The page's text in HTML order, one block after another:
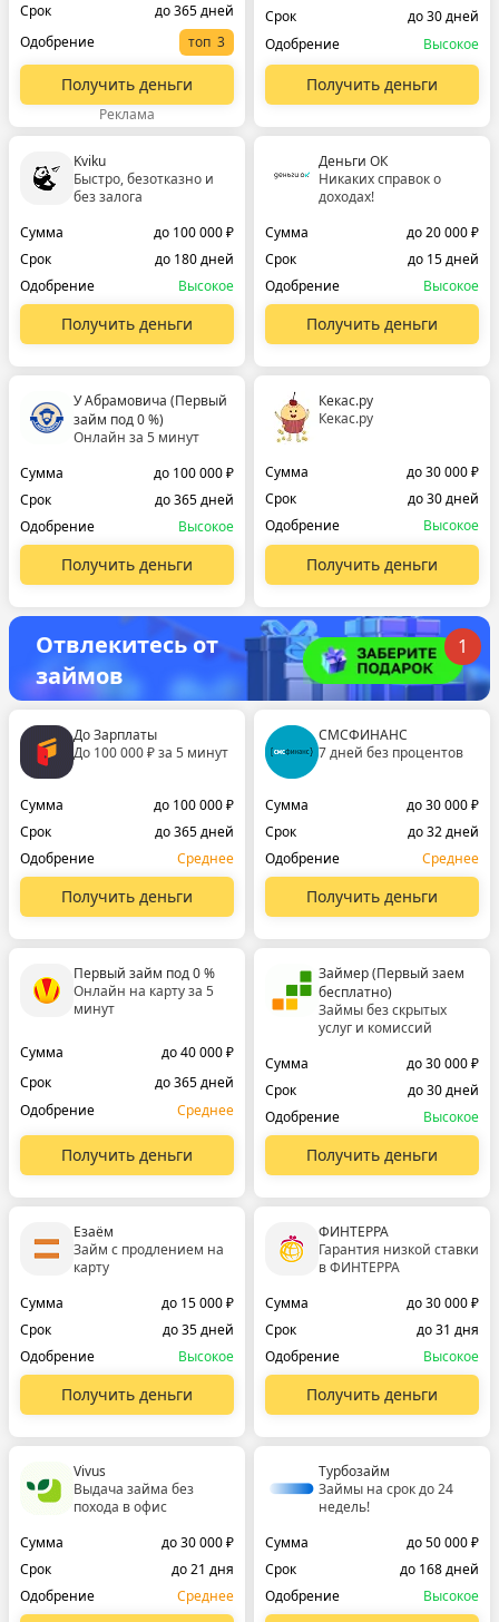
Срок
до 365 дней
Одобрение
топ
Получить деньги
Реклама
Срок
до 30 дней
Одобрение
Высокое
Получить деньги
Kviku
Быстро, безотказно и
без залога
Сумма
до 100 000 ₽
Срок
до 180 дней
Одобрение
Высокое
Получить деньги
Деньги ОК
Никаких справок о
доходах!
Сумма
до 20 000 ₽
Срок
до 15 дней
Одобрение
Высокое
Получить деньги
У Абрамовича (Первый
займ под 0 %)
Онлайн за 5 минут
Сумма
до 100 000 ₽
Срок
до 365 дней
Одобрение
Высокое
Получить деньги
Кекас.ру
Кекас.ру
Сумма
до 30 000 ₽
Срок
до 30 дней
Одобрение
Высокое
Получить деньги
Отвлекитесь от
займов
1
До Зарплаты
До 100 000 ₽ за 5 минут
Сумма
до 100 000 ₽
Срок
до 365 дней
Одобрение
Среднее
Получить деньги
СМСФИНАНС
7 дней без процентов
Сумма
до 30 000 ₽
Срок
до 32 дней
Одобрение
Среднее
Получить деньги
Первый займ под 0 %
Онлайн на карту за 5
минут
Сумма
до 40 000 ₽
Срок
до 365 дней
Одобрение
Среднее
Получить деньги
Займер (Первый заем
бесплатно)
Займы без скрытых
услуг и комиссий
Сумма
до 30 000 ₽
Срок
до 30 дней
Одобрение
Высокое
Получить деньги
Езаём
Займ с продлением на
карту
Сумма
до 15 000 ₽
Срок
до 35 дней
Одобрение
Высокое
Получить деньги
ФИНТЕРРА
Гарантия низкой ставки
в ФИНТЕРРА
Сумма
до 30 000 ₽
Срок
до 31 дня
Одобрение
Высокое
Получить деньги
Vivus
Выдача займа без
похода в офис
Сумма
до 30 000 ₽
Срок
до 21 дня
Одобрение
Среднее
Турбозайм
Займы на срок до 24
недель!
Сумма
до 50 000 ₽
Срок
до 168 дней
Одобрение
Высокое